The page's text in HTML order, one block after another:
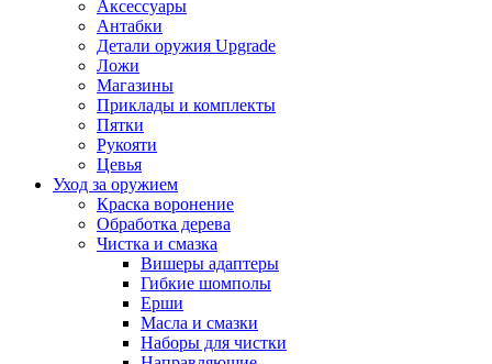
Аксессуары
Антабки
Детали оружия Upgrade
Ложи
Магазины
Приклады и комплекты
Пятки
Рукояти
Цевья
Уход за оружием
Краска воронение
Обработка дерева
Чистка и смазка
Вишеры адаптеры
Гибкие шомполы
Ерши
Масла и смазки
Наборы для чистки